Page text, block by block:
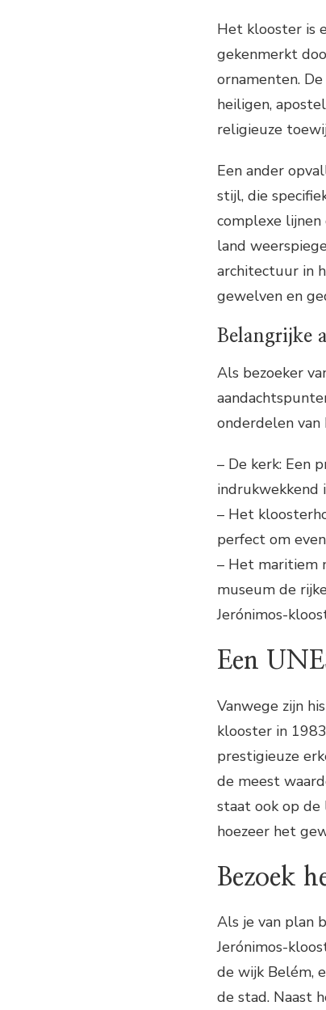
Het klooster is
gekenmerkt
ornamenten.
heiligen,
religieuze
Een ander
stijl, die
complexe lijnen
land
architectuur in
gewelven en
Belangrijke
Als bezoeker
onderdelen
– De kerk: Een
indrukwekkend
– Het
perfect om
– Het maritiem
museum de
Jerónimos-
Een
Vanwege zijn
klooster in
prestigieuze
de meest
staat ook op
hoezeer het
Bezoek
Als je van plan
Jerónimos-
de wijk Belém,
de stad. Naast